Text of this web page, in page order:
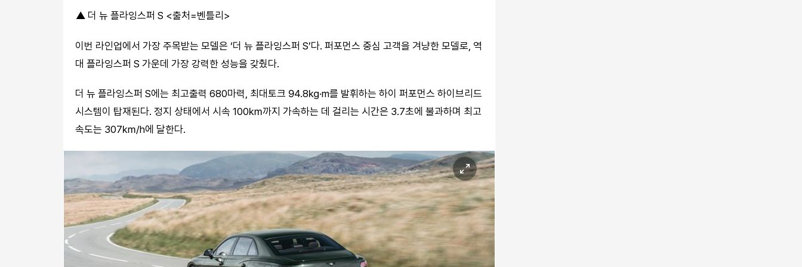
▲ 더 뉴 플라잉스퍼 S <출처=벤틀리>
이번 라인업에서 가장 주목받는 모델은 ‘더 뉴 플라잉스퍼 S’다. 퍼포먼스 중심 고객을 겨냥한 모델로, 역
대 플라잉스퍼 S 가운데 가장 강력한 성능을 갖췄다.
더 뉴 플라잉스퍼 S에는 최고출력 680마력, 최대토크 94.8㎏·m를 발휘하는 하이 퍼포먼스 하이브리드
시스템이 탑재된다. 정지 상태에서 시속 100㎞까지 가속하는 데 걸리는 시간은 3.7초에 불과하며 최고
속도는 307㎞/h에 달한다.